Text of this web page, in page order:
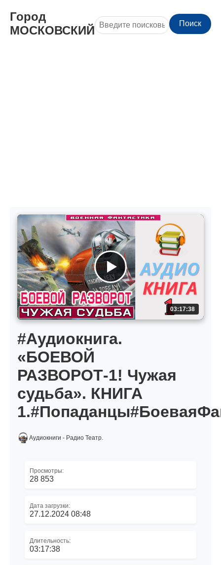
Город
МОСКОВСКИЙ
Поиск
03:17:38
#Аудиокнига.
«БОЕВОЙ
РАЗВОРОТ-1! Чужая
судьба». КНИГА
Аудиокниги - Радио Театр.
Просмотры:
28 853
Дата загрузки:
27.12.2024 08:48
Длительность:
03:17:38